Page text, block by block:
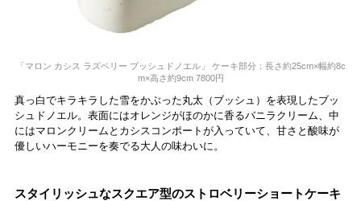
「マロン カシス ラズベリー ブッシュドノエル」 ケーキ部分：長さ約25cm×幅約8c
m×高さ約9cm 7800円
真っ白でキラキラした雪をかぶった丸太（ブッシュ）を表現したブッ
シュドノエル。表面にはオレンジがほのかに香るバニラクリーム、中
にはマロンクリームとカシスコンポートが入っていて、甘さと酸味が
優しいハーモニーを奏でる大人の味わいに。
スタイリッシュなスクエア型のストロベリーショートケーキ